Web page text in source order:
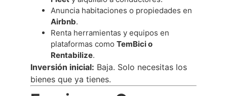
Anuncia habitaciones o propiedades en
Airbnb.
Renta herramientas y equipos en
plataformas como TemBici o
Rentabilize.
Inversión inicial: Baja. Solo necesitas los
bienes que ya tienes.